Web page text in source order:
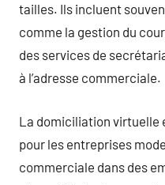
tailles. Ils incluent
comme la gestion du
des services de
à l’adresse commerciale.
La domiciliation virtuelle
pour les entreprises
commerciale dans des